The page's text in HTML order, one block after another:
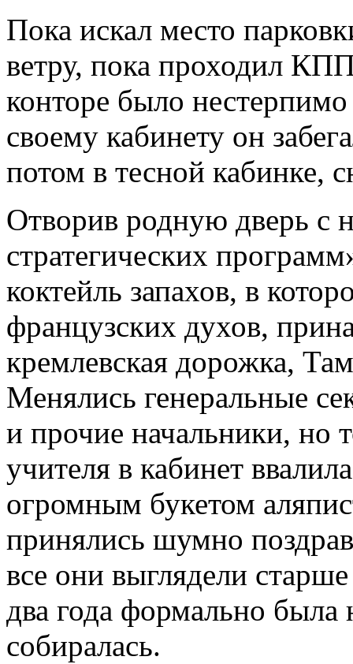
Пока искал место
ветру, пока проходил
конторе было
своему кабинету он
потом в тесной кабинке,
Отворив родную дверь с
стратегических
коктейль запахов, в
французских духов,
кремлевская дорожка,
Менялись генеральные
и прочие начальники, но
учителя в кабинет
огромным букетом
принялись шумно
все они выглядели
два года формально была
собиралась.